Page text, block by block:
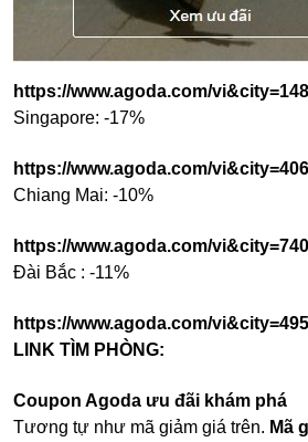
https://www.agoda.com/
Singapore: -17%
https://www.agoda.com/
Chiang Mai: -10%
https://www.agoda.com/
Đài Bắc : -11%
https://www.agoda.com/
LINK TÌM PHÒNG:
Coupon Agoda ưu đãi khám phá
Tương tự như mã giảm giá trên. Mã